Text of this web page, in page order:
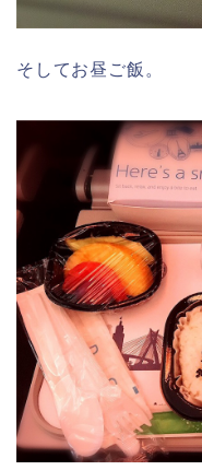
そしてお昼ご飯。